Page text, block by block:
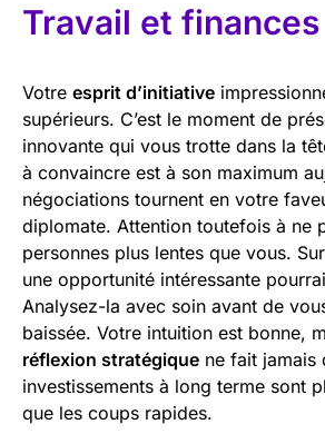
Travail et finances
Votre esprit d’initiative
supérieurs. C’est le moment de
innovante qui vous trotte dans la
à convaincre est à son maximum
négociations tournent en votre
diplomate. Attention toutefois à ne
personnes plus lentes que vous.
une opportunité intéressante
Analysez-la avec soin avant de
baissée. Votre intuition est bonne,
réflexion stratégique ne fait jamais
investissements à long terme sont
que les coups rapides.